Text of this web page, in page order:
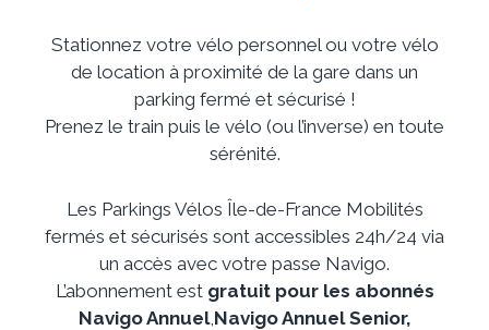
Stationnez votre vélo personnel ou votre vélo
de location à proximité de la gare dans un
parking fermé et sécurisé !
Prenez le train puis le vélo (ou l’inverse) en toute
sérénité.
Les Parkings Vélos Île-de-France Mobilités
fermés et sécurisés sont accessibles 24h/24 via
un accès avec votre passe Navigo.
L’abonnement est gratuit pour les abonnés
Navigo Annuel, Navigo Annuel Senior,